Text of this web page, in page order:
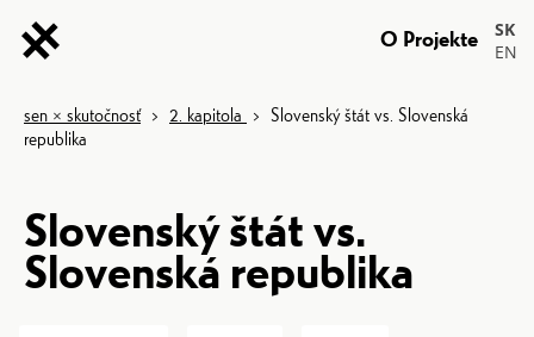
SK
EN
O Projekte
sen × skutočnosť > 2. kapitola > Slovenský štát vs. Slovenská
republika
Slovenský štát vs.
Slovenská republika